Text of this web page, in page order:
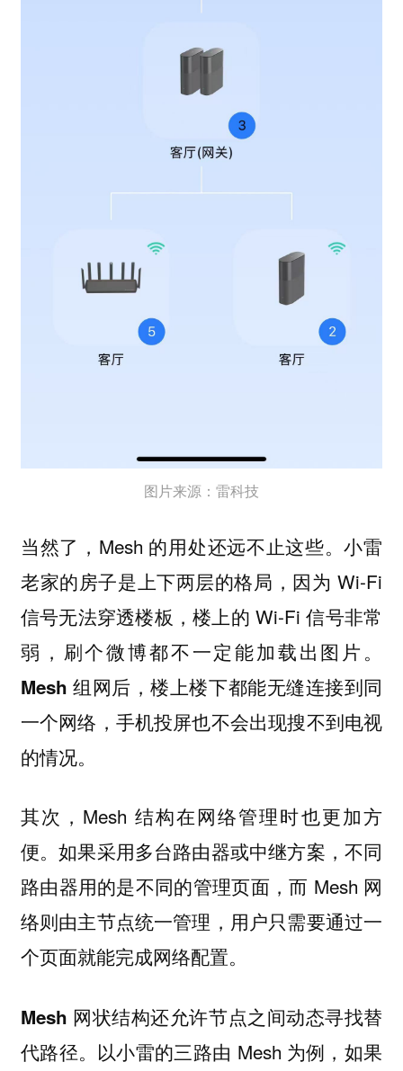
图片来源：雷科技
当然了，Mesh 的用处还远不止这些。小雷
老家的房子是上下两层的格局，因为 Wi-Fi
信号无法穿透楼板，楼上的 Wi-Fi 信号非常
弱，刷个微博都不一定能加载出图片。
Mesh 组网后，楼上楼下都能无缝连接到同
一个网络，手机投屏也不会出现搜不到电视
的情况。
其次，Mesh 结构在网络管理时也更加方
便。如果采用多台路由器或中继方案，不同
路由器用的是不同的管理页面，而 Mesh 网
络则由主节点统一管理，用户只需要通过一
个页面就能完成网络配置。
Mesh 网状结构还允许节点之间动态寻找替
代路径。 以小雷的三路由 Mesh 为例，如果